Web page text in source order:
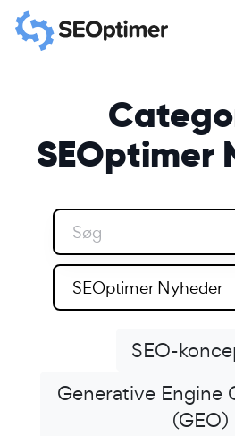
SEOptimer
SEOptimer Nyheder
SEO-
Generative Engine
(GEO)